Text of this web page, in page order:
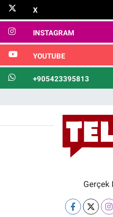
X
INSTAGRAM
YOUTUBE
+905423395813
Gerçek